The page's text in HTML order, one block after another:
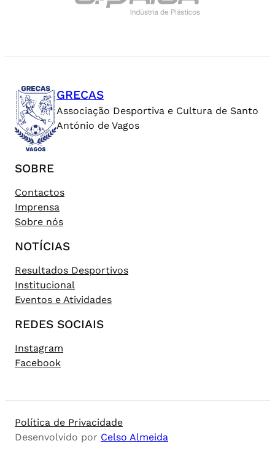
GRECAS
Associação Desportiva e Cultura de Santo
António de Vagos
SOBRE
Contactos
Imprensa
Sobre nós
NOTÍCIAS
Resultados Desportivos
Institucional
Eventos e Atividades
REDES SOCIAIS
Instagram
Facebook
Política de Privacidade
Desenvolvido por Celso Almeida